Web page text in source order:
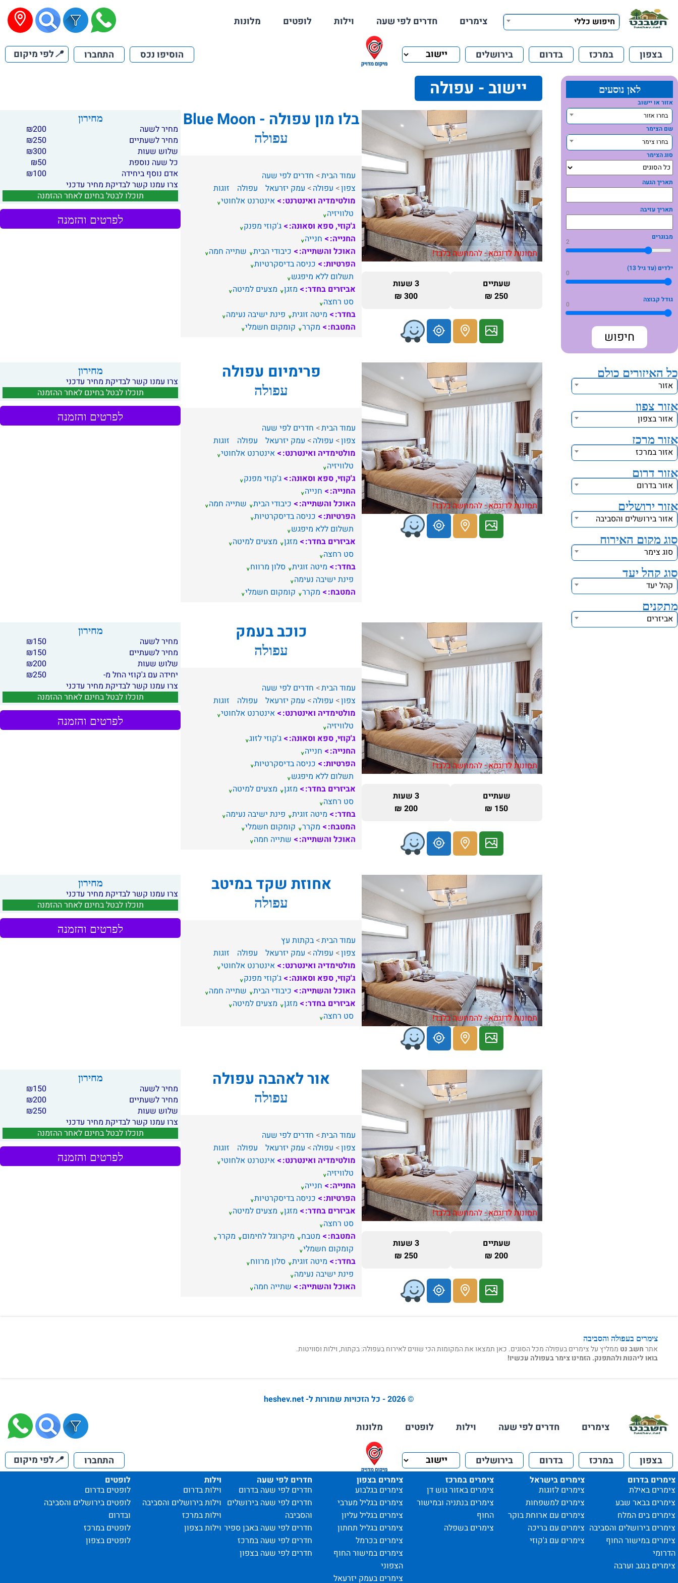
חיפוש כללי צימרים חדרים לפי שעה וילות לופטים מלונות
בצפון במרכז בדרום בירושלים הוסיפו נכס התחברו 📍לפי מיקום
לאן נוסעים
אזור או יישוב
בחרו אזור
שם הצימר
בחרו צימר
סוג הצימר
תאריך הגעה
תאריך עזיבה
מבוגרים
2
ילדים (עד גיל 13)
0
גודל קבוצה
0
כל האיזורים כולם
אזור
אזור צפון
אזור בצפון
אזור מרכז
אזור במרכז
אזור דרום
אזור בדרום
אזור ירושלים
אזור בירושלים והסביבה
סוג מקום האירוח
סוג צימר
סוג קהל יעד
קהל יעד
מתקנים
אביזרים
יישוב - עפולה
תמונות לדוגמא - להמחשה בלבד!
שעתיים
250 ₪
3 שעות
300 ₪
בלו מון עפולה - Blue Moon
עפולה
עמוד הבית
חדרים לפי שעה
צפון
עפולה עמק יזרעאל עפולה
זוגות
מולטימדיה ואינטרנט:
אינטרנט אלחוטי
טלוויזיה
ג'קוזי, ספא וסאונה:
ג'קוזי מפנק
החנייה:
חנייה
האוכל והשתייה:
כיבודי הבית שתייה חמה
הפרטיות:
כניסה בדיסקרטיות
תשלום ללא מיפגש
אביזרים בחדר:
מזגן מצעים למיטה
סט רחצה
בחדר:
מיטה זוגית פינת ישיבה נעימה
המטבח:
מקרר קומקום חשמלי
מחירון
מחיר לשעה 200
₪
מחיר לשעתיים
250
₪
שלוש שעות
300
₪
כל שעה נוספת
50
₪
אדם נוסף ביחידה
100
₪
צרו עמנו קשר לבדיקת מחיר עדכני
תוכלו לבטל בחינם לאחר ההזמנה
לפרטים והזמנה
תמונות לדוגמא - להמחשה בלבד!
פרימיום עפולה
עפולה
עמוד הבית
חדרים לפי שעה
צפון
עפולה עמק יזרעאל עפולה
זוגות
מולטימדיה ואינטרנט:
אינטרנט אלחוטי
טלוויזיה
ג'קוזי, ספא וסאונה:
ג'קוזי מפנק
החנייה:
חנייה
האוכל והשתייה:
כיבודי הבית שתייה חמה
הפרטיות:
כניסה בדיסקרטיות
תשלום ללא מיפגש
אביזרים בחדר:
מזגן מצעים למיטה
סט רחצה
בחדר:
מיטה זוגית סלון מרווח
פינת ישיבה נעימה
המטבח:
מקרר קומקום חשמלי
מחירון
צרו עמנו קשר לבדיקת מחיר עדכני
תוכלו לבטל בחינם לאחר ההזמנה
לפרטים והזמנה
תמונות לדוגמא - להמחשה בלבד!
שעתיים
150 ₪
3 שעות
200 ₪
כוכב בעמק
עפולה
עמוד הבית
חדרים לפי שעה
צפון
עפולה עמק יזרעאל עפולה
זוגות
מולטימדיה ואינטרנט:
אינטרנט אלחוטי
טלוויזיה
ג'קוזי, ספא וסאונה:
ג'קוזי לזוג
החנייה:
חנייה
הפרטיות:
כניסה בדיסקרטיות
תשלום ללא מיפגש
אביזרים בחדר:
מזגן מצעים למיטה
סט רחצה
בחדר:
מיטה זוגית פינת ישיבה נעימה
המטבח:
מקרר קומקום חשמלי
האוכל והשתייה:
שתייה חמה
מחירון
מחיר לשעה 150
₪
מחיר לשעתיים
150
₪
שלוש שעות
200
₪
יחידה עם ג'קוזי החל מ-
250
₪
צרו עמנו קשר לבדיקת מחיר עדכני
תוכלו לבטל בחינם לאחר ההזמנה
לפרטים והזמנה
תמונות לדוגמא - להמחשה בלבד!
אחוזת שקד במיטב
עפולה
עמוד הבית
בקתות עץ
צפון
עפולה עמק יזרעאל עפולה
זוגות
מולטימדיה ואינטרנט:
אינטרנט אלחוטי
ג'קוזי, ספא וסאונה:
ג'קוזי מפנק
האוכל והשתייה:
כיבודי הבית שתייה חמה
אביזרים בחדר:
מזגן מצעים למיטה
סט רחצה
מחירון
צרו עמנו קשר לבדיקת מחיר עדכני
תוכלו לבטל בחינם לאחר ההזמנה
לפרטים והזמנה
תמונות לדוגמא - להמחשה בלבד!
שעתיים
200 ₪
3 שעות
250 ₪
אור לאהבה עפולה
עפולה
עמוד הבית
חדרים לפי שעה
צפון
עפולה עמק יזרעאל עפולה
זוגות
מולטימדיה ואינטרנט:
אינטרנט אלחוטי
טלוויזיה
החנייה:
חנייה
הפרטיות:
כניסה בדיסקרטיות
אביזרים בחדר:
מזגן מצעים למיטה
סט רחצה
המטבח:
מטבח מיקרוגל לחימום
מקרר
קומקום חשמלי
בחדר:
מיטה זוגית סלון מרווח
פינת ישיבה נעימה
האוכל והשתייה:
שתייה חמה
מחירון
מחיר לשעה 150
₪
מחיר לשעתיים
200
₪
שלוש שעות
250
₪
צרו עמנו קשר לבדיקת מחיר עדכני
תוכלו לבטל בחינם לאחר ההזמנה
לפרטים והזמנה
צימרים בעפולה והסביבה
אתרחשב נט ממליץ על צימרים בעפולה מכל הסוגים. כאן תמצאו את המקומות הכי שווים לאירוח בעפולה: בקתות, וילות וסוויטות.
בואו ליהנות ולהתפנק. הזמינו צימר בעפולה עכשיו!
© 2026 - כל הזכויות שמורות ל- heshev.net
צימרים חדרים לפי שעה וילות לופטים מלונות
בצפון במרכז בדרום בירושלים התחברו 📍לפי מיקום
צימרים בדרום
צימרים באילת
צימרים בבאר שבע
צימרים בים המלח
צימרים בירושלים והסביבה
צימרים במישור החוף
הדרומי
צימרים בנגב וערבה
צימרים בישראל
צימרים לזוגות
צימרים למשפחות
צימרים עם ארוחת בוקר
צימרים עם בריכה
צימרים עם ג'קוזי
צימרים במרכז
צימרים באזור גוש דן
צימרים בנתניה ובמישור
החוף
צימרים בשפלה
צימרים בצפון
צימרים בגלבוע
צימרים בגליל מערבי
צימרים בגליל עליון
צימרים בגליל תחתון
צימרים בכרמל
צימרים במישור החוף
הצפוני
צימרים בעמק יזרעאל
חדרים לפי שעה
חדרים לפי שעה בדרום
חדרים לפי שעה בירושלים
והסביבה
חדרים לפי שעה באבן ספיר
חדרים לפי שעה במרכז
חדרים לפי שעה בצפון
וילות
וילות בדרום
וילות בירושלים והסביבה
וילות במרכז
וילות בצפון
לופטים
לופטים בדרום
לופטים בירושלים והסביבה
ובדרום
לופטים במרכז
לופטים בצפון